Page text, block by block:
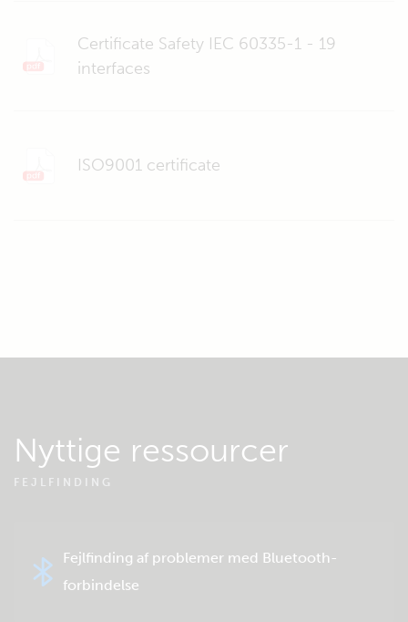
Certificate Safety IEC 60335-1 - 19
interfaces
ISO9001 certificate
Nyttige ressourcer
FEJLFINDING
Fejlfinding af problemer med Bluetooth-
forbindelse